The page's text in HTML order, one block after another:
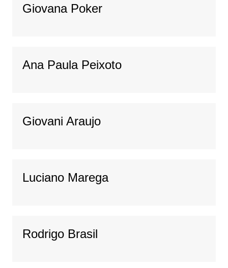
Giovana Poker
Ana Paula Peixoto
Giovani Araujo
Luciano Marega
Rodrigo Brasil